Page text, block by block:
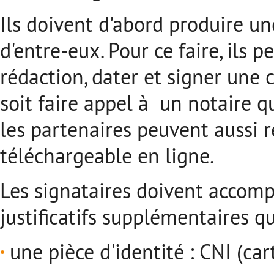
Ils doivent d'abord produire
d'entre-eux. Pour ce faire, ils
rédaction, dater et signer une
soit faire appel à un notaire
les partenaires peuvent aussi
téléchargeable en ligne.
Les signataires doivent
justificatifs supplémentaires
une pièce d'identité : CNI